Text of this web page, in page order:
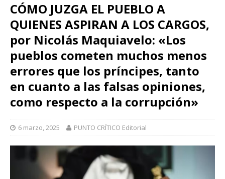
CÓMO JUZGA EL PUEBLO A
QUIENES ASPIRAN A LOS CARGOS,
por Nicolás Maquiavelo: «Los
pueblos cometen muchos menos
errores que los príncipes, tanto
en cuanto a las falsas opiniones,
como respecto a la corrupción»
6 marzo, 2025 PUNTO CRÍTICO Editorial